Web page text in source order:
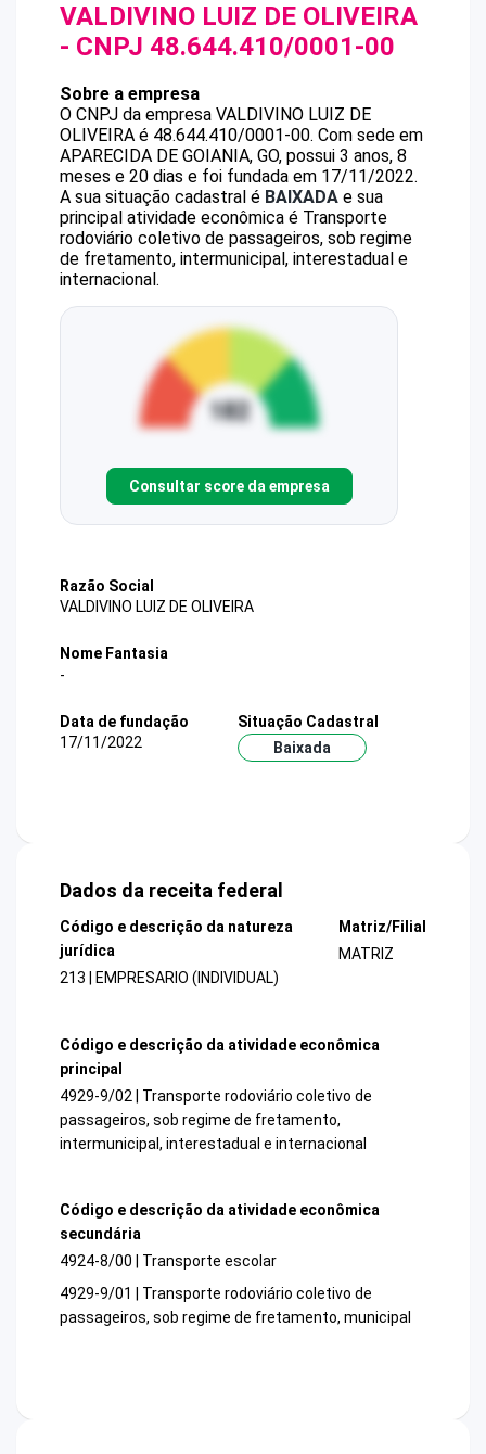
VALDIVINO LUIZ DE OLIVEIRA
- CNPJ 48.644.410/0001-00
Sobre a empresa
O CNPJ da empresa VALDIVINO LUIZ DE
OLIVEIRA é 48.644.410/0001-00. Com sede em
APARECIDA DE GOIANIA, GO, possui 3 anos, 8
meses e 20 dias e foi fundada em 17/11/2022.
A sua situação cadastral é BAIXADA e sua
principal atividade econômica é Transporte
rodoviário coletivo de passageiros, sob regime
de fretamento, intermunicipal, interestadual e
internacional.
Consultar score da empresa
Razão Social
VALDIVINO LUIZ DE OLIVEIRA
Nome Fantasia
-
Data de fundação
17/11/2022
Situação Cadastral
Baixada
Dados da receita federal
Código e descrição da natureza
jurídica
213 | EMPRESARIO (INDIVIDUAL)
Matriz/Filial
MATRIZ
Código e descrição da atividade econômica
principal
4929-9/02 | Transporte rodoviário coletivo de
passageiros, sob regime de fretamento,
intermunicipal, interestadual e internacional
Código e descrição da atividade econômica
secundária
4924-8/00 | Transporte escolar
4929-9/01 | Transporte rodoviário coletivo de
passageiros, sob regime de fretamento, municipal